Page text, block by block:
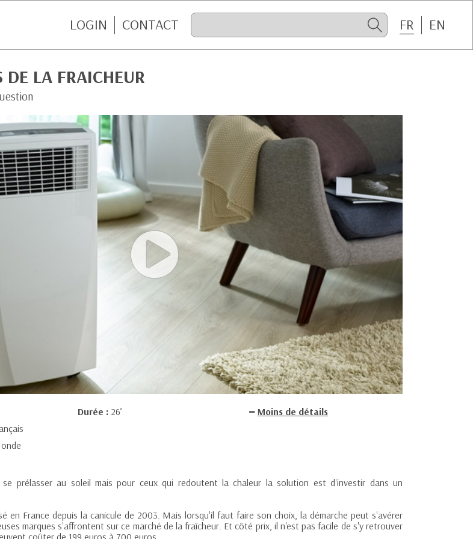
LOGIN CONTACT FR EN
DE LA FRAICHEUR
Durée : 26’
Moins de détails
se prélasser au soleil mais pour ceux qui redoutent la chaleur la solution est d'investir dans un
en France depuis la canicule de 2003. Mais lorsqu'il faut faire son choix, la démarche peut s'avérer
marques s'affrontent sur ce marché de la fraîcheur. Et côté prix, il n'est pas facile de s'y retrouver